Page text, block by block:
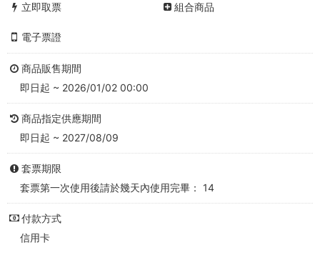
隧
道
+南
美
館
門
票
-
台
立即取票 組合商品
電子票證
商品販售期間
即日起 ~ 2026/01/02 00:00
商品指定供應期間
即日起 ~ 2027/08/09
套票期限
套票第一次使用後請於幾天內使用完畢： 14
付款方式
信用卡